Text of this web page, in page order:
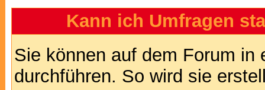
Kann ich Umfragen
Sie können auf dem Forum in
durchführen. So wird sie